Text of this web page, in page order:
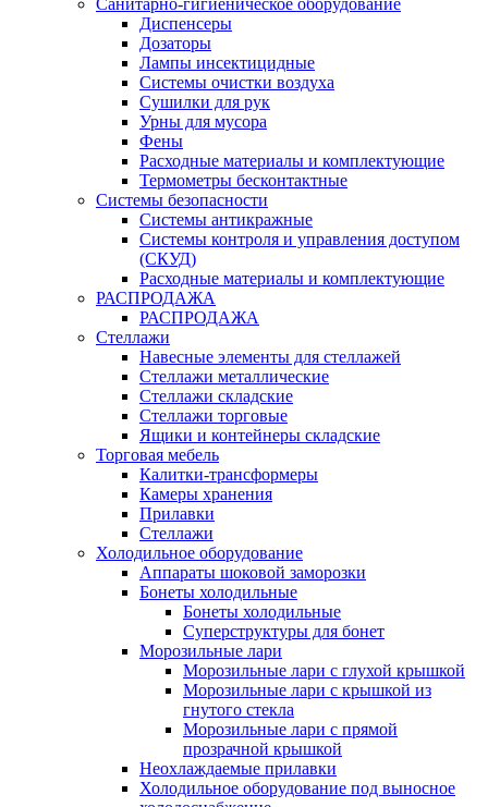
Санитарно-гигиеническое оборудование
Диспенсеры
Дозаторы
Лампы инсектицидные
Системы очистки воздуха
Сушилки для рук
Урны для мусора
Фены
Расходные материалы и комплектующие
Термометры бесконтактные
Системы безопасности
Системы антикражные
Системы контроля и управления доступом
(СКУД)
Расходные материалы и комплектующие
РАСПРОДАЖА
РАСПРОДАЖА
Стеллажи
Навесные элементы для стеллажей
Стеллажи металлические
Стеллажи складские
Стеллажи торговые
Ящики и контейнеры складские
Торговая мебель
Калитки-трансформеры
Камеры хранения
Прилавки
Стеллажи
Холодильное оборудование
Аппараты шоковой заморозки
Бонеты холодильные
Бонеты холодильные
Суперструктуры для бонет
Морозильные лари
Морозильные лари с глухой крышкой
Морозильные лари с крышкой из
гнутого стекла
Морозильные лари с прямой
прозрачной крышкой
Неохлаждаемые прилавки
Холодильное оборудование под выносное